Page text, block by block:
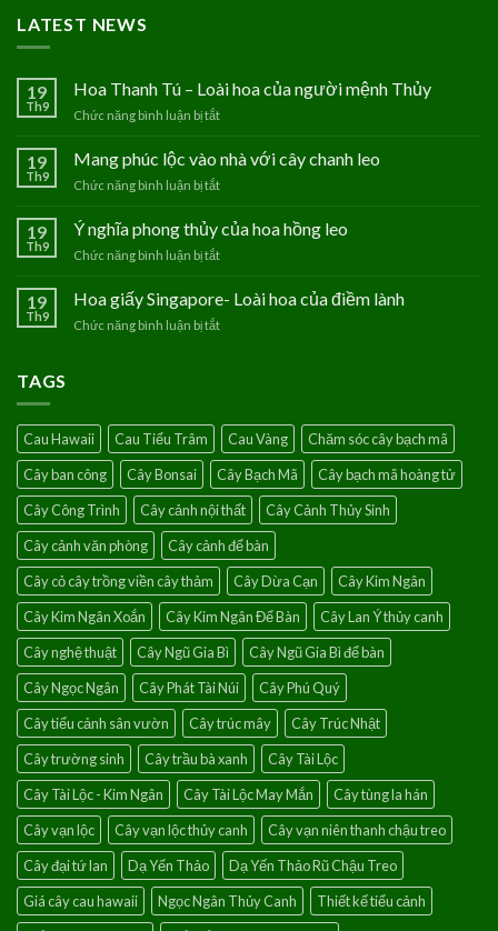
LATEST NEWS
19
Th9
Hoa Thanh Tú – Loài hoa của người mệnh Thủy
Chức năng bình luận bị tắt
Thanh
hoa
Thủy
19
Th9
Mang phúc lộc vào nhà với cây chanh leo
Chức năng bình luận bị tắt
phúc
với
19
Th9
Ý nghĩa phong thủy của hoa hồng leo
Chức năng bình luận bị tắt
nghĩa
19
Th9
Hoa giấy Singapore- Loài hoa của điềm lành
Chức năng bình luận bị tắt
của
điềm
lành
TAGS
Cau Hawaii Cau Tiểu Trâm Cau Vàng
Chăm sóc cây bạch mã
Cây ban công
Cây Bonsai Cây Bạch Mã
Cây bạch mã hoàng tử
Cây Công Trình
Cây cảnh nội thất
Cây Cảnh Thủy Sinh
Cây cảnh văn phòng
Cây cảnh để bàn
Cây cỏ cây trồng viền cây thảm
Cây Dừa Cạn
Cây Kim Ngân
Cây Kim Ngân Xoắn
Cây Kim Ngân Để Bàn
Cây Lan Ý thủy canh
Cây nghệ thuật
Cây Ngũ Gia Bì
Cây Ngũ Gia Bì để bàn
Cây Ngọc Ngân
Cây Phát Tài Núi
Cây Phú Quý
Cây tiểu cảnh sân vườn
Cây trúc mây
Cây Trúc Nhật
Cây trường sinh
Cây trầu bà xanh
Cây Tài Lộc
Cây Tài Lộc - Kim Ngân
Cây Tài Lộc May Mắn
Cây tùng la hán
Cây vạn lộc
Cây vạn lộc thủy canh
Cây vạn niên thanh chậu treo
Cây đại tứ lan
Dạ Yến Thảo
Dạ Yến Thảo Rũ Chậu Treo
Giá cây cau hawaii
Ngọc Ngân Thủy Canh
Thiết kế tiểu cảnh